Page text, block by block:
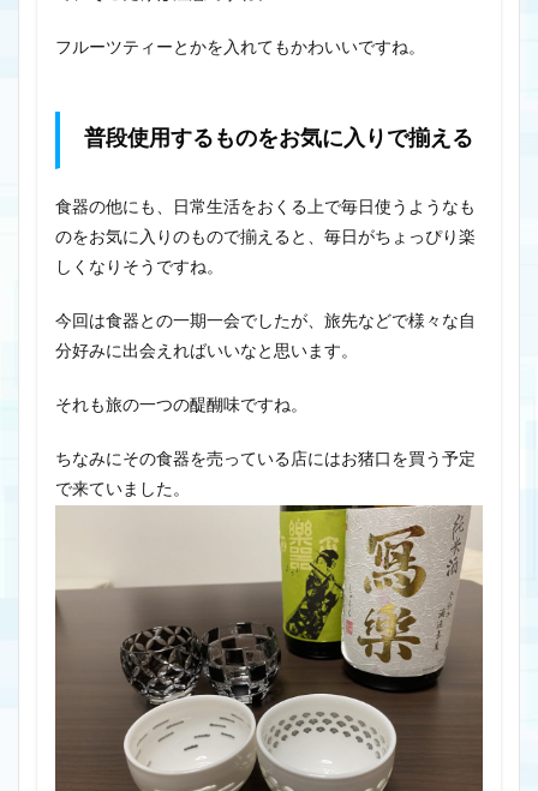
フルーツティーとかを入れてもかわいいですね。
普段使用するものをお気に入りで揃える
食器の他にも、日常生活をおくる上で毎日使うようなも
のをお気に入りのもので揃えると、毎日がちょっぴり楽
しくなりそうですね。
今回は食器との一期一会でしたが、旅先などで様々な自
分好みに出会えればいいなと思います。
それも旅の一つの醍醐味ですね。
ちなみにその食器を売っている店にはお猪口を買う予定
で来ていました。